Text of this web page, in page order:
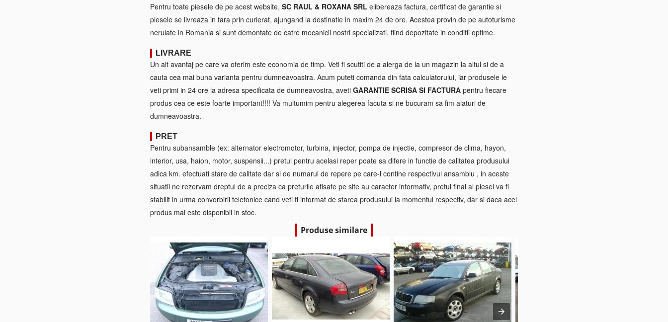
Pentru toate piesele de pe acest website, SC RAUL & ROXANA SRL elibereaza factura, certificat de garantie si
piesele se livreaza in tara prin curierat, ajungand la destinatie in maxim 24 de ore. Acestea provin de pe autoturisme
nerulate in Romania si sunt demontate de catre mecanicii nostri specializati, fiind depozitate in conditii optime.
LIVRARE
Un alt avantaj pe care va oferim este economia de timp. Veti fi scutiti de a alerga de la un magazin la altul si de a
cauta cea mai buna varianta pentru dumneavoastra. Acum puteti comanda din fata calculatorului, iar produsele le
veti primi in 24 ore la adresa specificata de dumneavostra, aveti GARANTIE SCRISA SI FACTURA pentru fiecare
produs cea ce este foarte important!!!! Va multumim pentru alegerea facuta si ne bucuram sa fim alaturi de
dumneavoastra.
PRET
Pentru subansamble (ex: alternator electromotor, turbina, injector, pompa de injectie, compresor de clima, hayon,
interior, usa, haion, motor, suspensii...) pretul pentru acelasi reper poate sa difere in functie de calitatea produsului
adica km. efectuati stare de calitate dar si de numarul de repere pe care-l contine respectivul ansamblu , in aceste
situatii ne rezervam dreptul de a preciza ca preturile afisate pe site au caracter informativ, pretul final al piesei va fi
stabilit in urma convorbirii telefonice cand veti fi informat de starea produsului la momentul respectiv, dar si daca acel
produs mai este disponibil in stoc.
Produse similare